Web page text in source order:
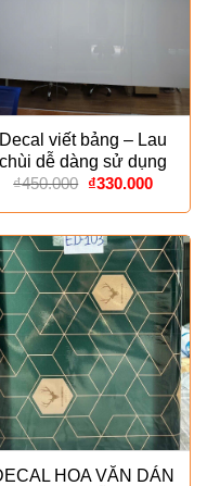
Decal viết bảng – Lau
chùi dễ dàng sử dụng
₫450.000 Giá
là:
₫450.000.
₫330.000Giá
tại
là:
HOA VĂN DÁN